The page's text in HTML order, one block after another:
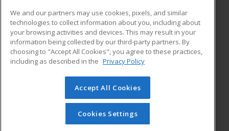
ADDITIONAL RESOURCES
Military
Financial Assistance
Help
Student Blog
© 2026 ed2go, a division of Cengage Learning. All rights
reserved. The material on this site cannot be reproduced or
redistributed unless you have obtained prior written
permission from Cengage Learning.Privacy Policy
We and our partners may use cookies, pixels, and similar
technologies to collect information about you, including about
your browsing activities and devices. This may result in your
information being collected by our third-party partners. By
choosing to "Accept All Cookies", you agree to these practices,
including as described in the Privacy Policy
Accept All Cookies
Cookies Settings